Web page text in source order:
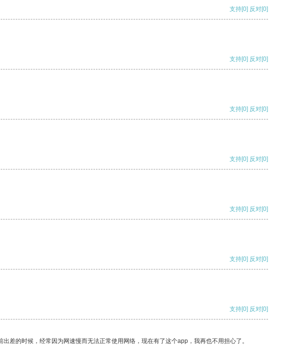
支持[0] 反对[0]
支持[0] 反对[0]
支持[0] 反对[0]
支持[0] 反对[0]
支持[0] 反对[0]
支持[0] 反对[0]
支持[0] 反对[0]
差的时候，经常因为网速慢而无法正常使用网络，现在有了这个app，我再也不用担心了。